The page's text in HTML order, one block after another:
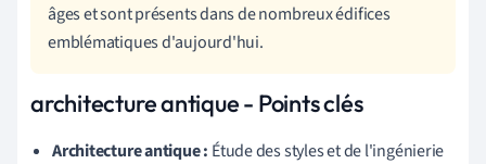
âges et sont présents dans de nombreux édifices
emblématiques d'aujourd'hui.
architecture antique - Points clés
Architecture antique : Étude des styles et de l'ingénierie